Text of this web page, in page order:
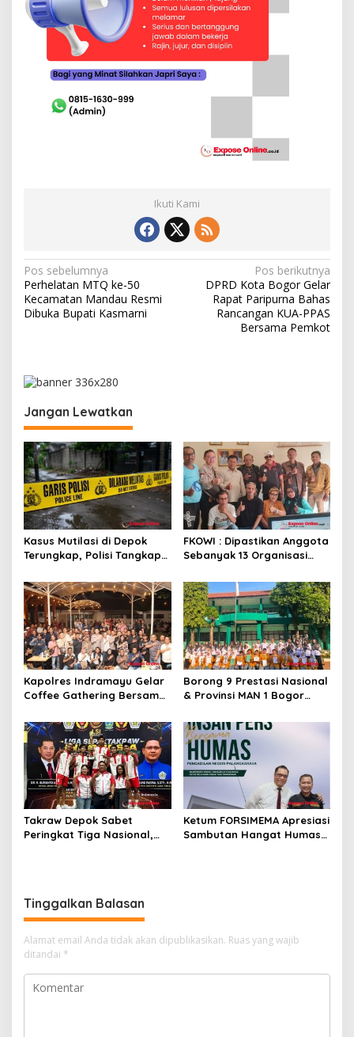
Ikuti Kami
N
a
v
a
s
i
p
o
s
Pos sebelumnya
Perhelatan MTQ ke-50
Kecamatan Mandau Resmi
Dibuka Bupati Kasmarni
Pos berikutnya
DPRD Kota Bogor Gelar
Rapat Paripurna Bahas
Rancangan KUA-PPAS
Bersama Pemkot
Jangan Lewatkan
Kasus Mutilasi di Depok
Terungkap, Polisi Tangkap
Pembunuhan
FKOWI : Dipastikan Anggota
Sebanyak 13 Organisasi
Indramayu
Kapolres Indramayu Gelar
Coffee Gathering Bersama
Borong 9 Prestasi Nasional
& Provinsi MAN 1 Bogor
2026/2027 degan Gemilang
Takraw Depok Sabet
Peringkat Tiga Nasional,
Ketum FORSIMEMA Apresiasi
Sambutan Hangat Humas
Tinggalkan Balasan
Alamat email Anda tidak akan dipublikasikan. Ruas yang wajib
ditandai *